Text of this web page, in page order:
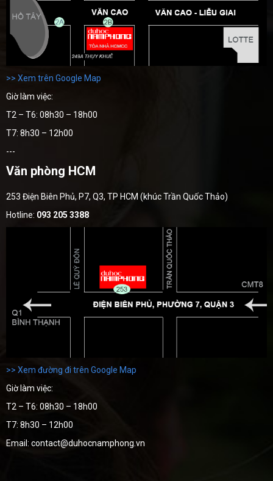
>> Xem trên Google Map
Giờ làm việc:
T2 – T6: 08h30 – 18h00
T7: 8h30 – 12h00
---
Văn phòng HCM
253 Điện Biên Phủ, P7, Q3, TP HCM (khúc Trần Quốc Thảo)
Hotline: 093 205 3388
>> Xem đường đi trên Google Map
Giờ làm việc:
T2 – T6: 08h30 – 18h00
T7: 8h30 – 12h00
Email: contact@duhocnamphong.vn